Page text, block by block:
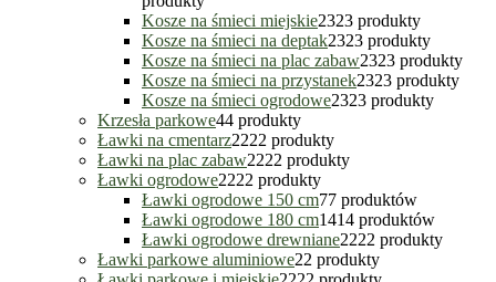
Kosze na śmieci miejskie2323 produkty
Kosze na śmieci na deptak2323 produkty
Kosze na śmieci na plac zabaw2323 produkty
Kosze na śmieci na przystanek2323 produkty
Kosze na śmieci ogrodowe2323 produkty
Krzesła parkowe44 produkty
Ławki na cmentarz2222 produkty
Ławki na plac zabaw2222 produkty
Ławki ogrodowe2222 produkty
Ławki ogrodowe 150 cm77 produktów
Ławki ogrodowe 180 cm1414 produktów
Ławki ogrodowe drewniane2222 produkty
Ławki parkowe aluminiowe22 produkty